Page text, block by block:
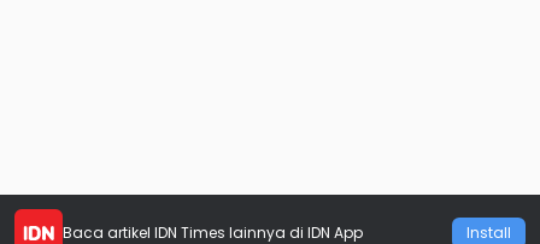
Baca artikel IDN Times lainnya di IDN App Install